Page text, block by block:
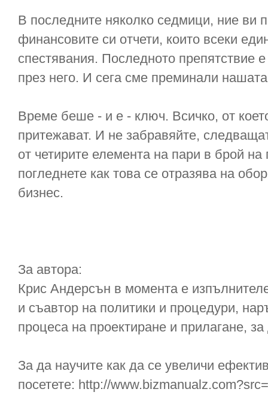
В последните няколко седмици, ние ви
финансовите си отчети, които всеки
спестявания. Последното препятствие
през него. И сега сме преминали
Време беше - и е - ключ. Всичко, от
притежават. И не забравяйте,
от четирите елемента на пари в брой
погледнете как това се отразява на
бизнес.
За автора:
Крис Андерсън в момента е
и съавтор на политики и процедури,
процеса на проектиране и прилагане,
За да научите как да се увеличи
посетете: http://